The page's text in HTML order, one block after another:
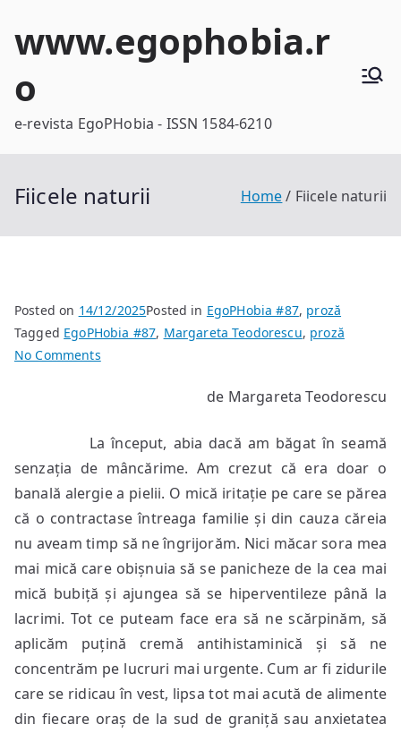
www.egophobia.r
o
e-revista EgoPHobia - ISSN 1584-6210
Fiicele naturii Home Fiicele naturii
Posted on 14/12/2025Posted in EgoPHobia #87, proză
Tagged EgoPHobia #87, Margareta Teodorescu, proză
No Commentson
de Margareta Teodorescu
La început, abia dacă am băgat în seamă
senzația de mâncărime. Am crezut că era doar o
banală alergie a pielii. O mică iritație pe care se părea
că o contractase întreaga familie și din cauza căreia
nu aveam timp să ne îngrijorăm. Nici măcar sora mea
mai mică care obișnuia să se panicheze de la cea mai
mică bubiță și ajungea să se hiperventileze până la
lacrimi. Tot ce puteam face era să ne scărpinăm, să
aplicăm puțină cremă antihistaminică și să ne
concentrăm pe lucruri mai urgente. Cum ar fi zidurile
care se ridicau în vest, lipsa tot mai acută de alimente
din fiecare oraș de la sud de graniță sau anxietatea